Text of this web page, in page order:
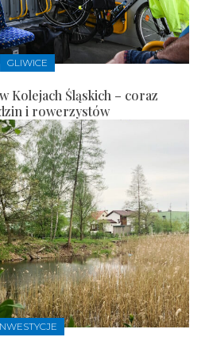
GLIWICE
Kolejach Śląskich – coraz
i rowerzystów